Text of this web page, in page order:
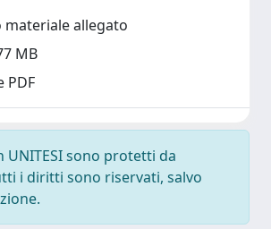
allegato
MB
PDF
UNITESI sono protetti da
i diritti sono riservati, salvo